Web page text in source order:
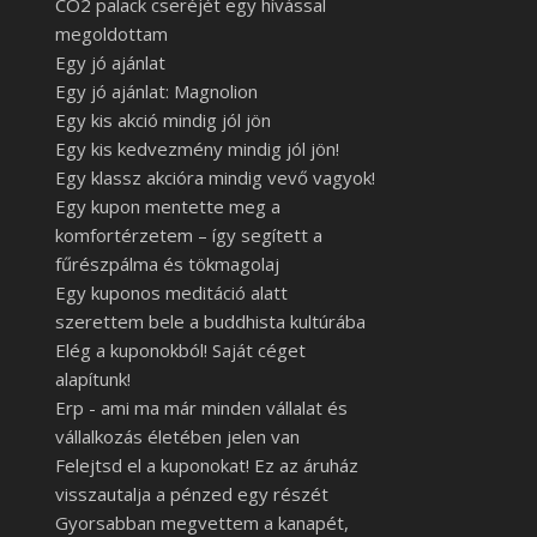
CO2 palack cseréjét egy hívással
megoldottam
Egy jó ajánlat
Egy jó ajánlat: Magnolion
Egy kis akció mindig jól jön
Egy kis kedvezmény mindig jól jön!
Egy klassz akcióra mindig vevő vagyok!
Egy kupon mentette meg a
komfortérzetem – így segített a
fűrészpálma és tökmagolaj
Egy kuponos meditáció alatt
szerettem bele a buddhista kultúrába
Elég a kuponokból! Saját céget
alapítunk!
Erp - ami ma már minden vállalat és
vállalkozás életében jelen van
Felejtsd el a kuponokat! Ez az áruház
visszautalja a pénzed egy részét
Gyorsabban megvettem a kanapét,